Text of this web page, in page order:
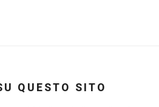
QUESTO SITO